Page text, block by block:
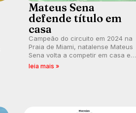
Mateus Sena
defende título em
casa
Campeão do circuito em 2024 na
Praia de Miami, natalense Mateus
Sena volta a competir em casa em
busca de manter a hegemonia
leia mais »